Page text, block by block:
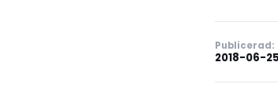
Publicerad:
2018-06-25